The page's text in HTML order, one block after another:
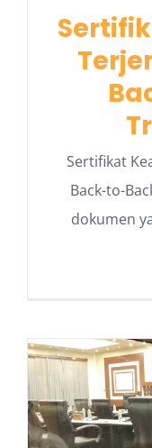
Sertifikat
Back-to-
dokumen